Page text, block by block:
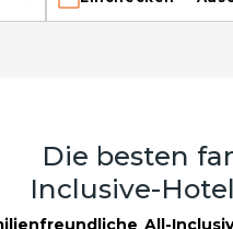
Die besten
Inclusive-
All-